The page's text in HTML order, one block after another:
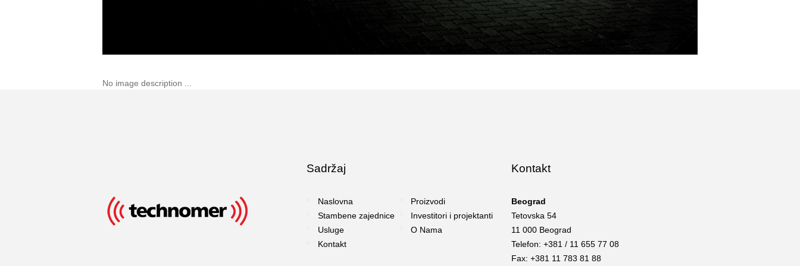
No image description ...
Sadržaj
Naslovna
Proizvodi
Stambene zajednice
Investitori i projektanti
Usluge
O Nama
Kontakt
Kontakt
Beograd
Tetovska 54
11 000 Beograd
Telefon: +381 / 11 655 77 08
Fax: +381 11 783 81 88